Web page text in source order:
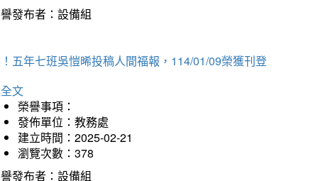
發布者：設備組
五年七班吳愷晞投稿人間福報，114/01/09榮獲刊登
文
榮譽事項：
發佈單位：教務處
建立時間：2025-02-21
瀏覽次數：378
發布者：設備組